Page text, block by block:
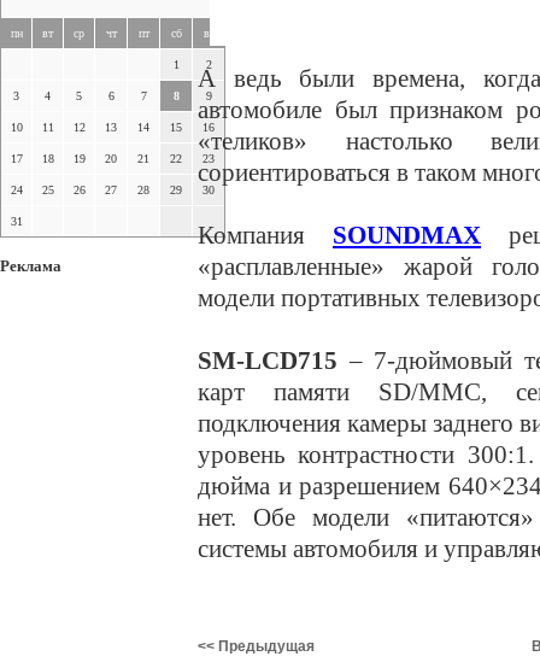
пн вт ср чт пт сб вс
1 2
3 4 5 6 7 8 9
10 11 12 13 14 15 16
17 18 19 20 21 22 23
24 25 26 27 28 29 30
31
Реклама
А ведь были времена,
автомобиле был признаком
«теликов» настолько
сориентироваться в таком
Компания SOUNDMAX
«расплавленные» жарой
модели портативных
SM-LCD715 – 7-дюймовый
карт памяти SD/MMC,
подключения камеры заднего
уровень контрастности
дюйма и разрешением
нет. Обе модели
системы автомобиля и
<< Предыдущая